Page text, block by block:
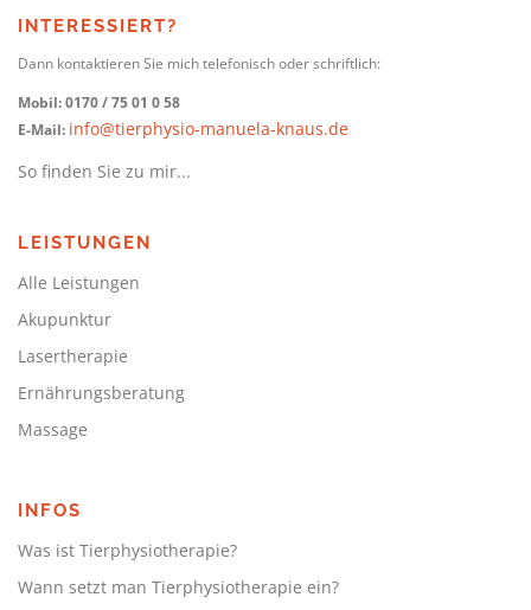
INTERESSIERT?
Dann kontaktieren Sie mich telefonisch oder schriftlich:
Mobil: 0170 / 75 01 0 58
E-Mail: info@tierphysio-manuela-knaus.de
So finden Sie zu mir...
LEISTUNGEN
Alle Leistungen
Akupunktur
Lasertherapie
Ernährungsberatung
Massage
INFOS
Was ist Tierphysiotherapie?
Wann setzt man Tierphysiotherapie ein?